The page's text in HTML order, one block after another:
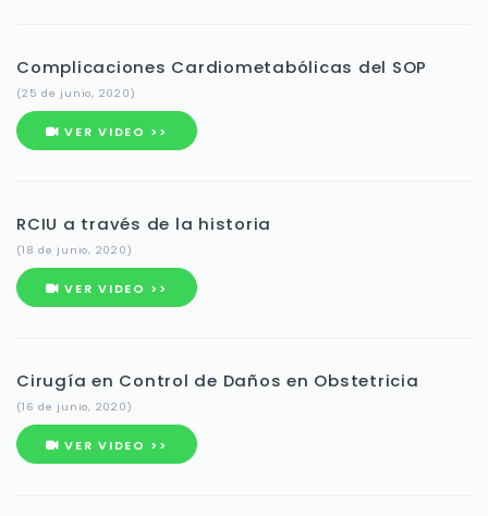
Complicaciones Cardiometabólicas del SOP
(25 de junio, 2020)
VER VIDEO >>
RCIU a través de la historia
(18 de junio, 2020)
VER VIDEO >>
Cirugía en Control de Daños en Obstetricia
(16 de junio, 2020)
VER VIDEO >>